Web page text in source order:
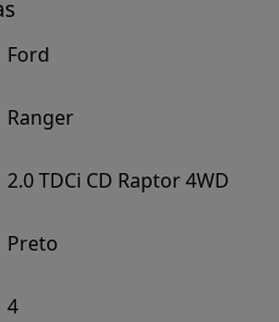
Ford
Ranger
2.0 TDCi CD Raptor 4WD
Preto
4